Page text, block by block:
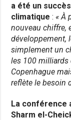
a été un
climatique : « À
nouveau chiffre,
développement,
simplement un
les 100 milliards
Copenhague
reflète le besoin
La conférence
Sharm el-